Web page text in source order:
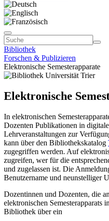
Bibliothek
Forschen & Publizieren
Elektronische Semesterapparate
Elektronische
In elektronischen
Dozenten Publikationen in
Lehrveranstaltungen zur
kann über den Bibliothekskatalog
zugegriffen werden. Auf
zugreifen, wer für die
und zugelassen ist. Die
Benutzername und neunstelliger
Dozentinnen und Dozenten, die
elektronischen Semesterapparats
Bibliothek über ein